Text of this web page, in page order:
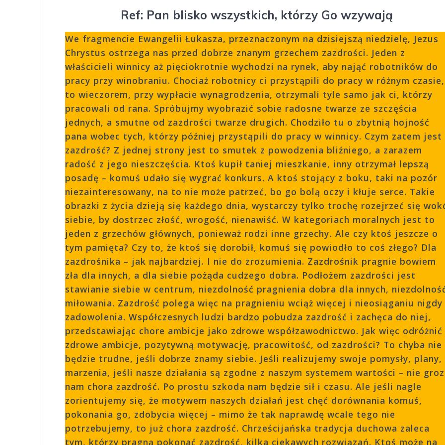
Ref: Pan blisko wszystkich, którzy Go wzywają
We fragmencie Ewangelii Łukasza, przeznaczonym na dzisiejszą niedzielę, Jezus
Chrystus ostrzega nas przed dobrze znanym grzechem zazdrości. Jeden z
właścicieli winnicy aż pięciokrotnie wychodzi na rynek, aby nająć robotników do
pracy przy winobraniu. Chociaż robotnicy ci przystąpili do pracy w różnym czasie,
to wieczorem, przy wypłacie wynagrodzenia, otrzymali tyle samo jak ci, którzy
pracowali od rana. Spróbujmy wyobrazić sobie radosne twarze ze szczęścia
jednych, a smutne od zazdrości twarze drugich. Chodziło tu o zbytnią hojność
pana wobec tych, którzy później przystąpili do pracy w winnicy. Czym zatem jest
zazdrość? Z jednej strony jest to smutek z powodzenia bliźniego, a zarazem
radość z jego nieszczęścia. Ktoś kupił taniej mieszkanie, inny otrzymał lepszą
posadę – komuś udało się wygrać konkurs. A ktoś stojący z boku, taki na pozór
niezainteresowany, na to nie może patrzeć, bo go bolą oczy i kłuje serce. Takie
obrazki z życia dzieją się każdego dnia, wystarczy tylko trochę rozejrzeć się
siebie, by dostrzec złość, wrogość, nienawiść. W kategoriach moralnych jest to
jeden z grzechów głównych, ponieważ rodzi inne grzechy. Ale czy ktoś jeszcze o
tym pamięta? Czy to, że ktoś się dorobił, komuś się powiodło to coś złego? Dla
zazdrośnika – jak najbardziej. I nie do zrozumienia. Zazdrośnik pragnie bowiem
zła dla innych, a dla siebie pożąda cudzego dobra. Podłożem zazdrości jest
stawianie siebie w centrum, niezdolność pragnienia dobra dla innych,
miłowania. Zazdrość polega więc na pragnieniu wciąż więcej i nieosiąganiu nigdy
zadowolenia. Współczesnych ludzi bardzo pobudza zazdrość i zachęca do niej,
przedstawiając chore ambicje jako zdrowe współzawodnictwo. Jak więc odróżnić
zdrowe ambicje, pozytywną motywację, pracowitość, od zazdrości? To chyba nie
będzie trudne, jeśli dobrze znamy siebie. Jeśli realizujemy swoje pomysły, plany,
marzenia, jeśli nasze działania są zgodne z naszym systemem wartości – nie
nam chora zazdrość. Po prostu szkoda nam będzie sił i czasu. Ale jeśli nagle
zorientujemy się, że motywem naszych działań jest chęć dorównania komuś,
pokonania go, zdobycia więcej – mimo że tak naprawdę wcale tego nie
potrzebujemy, to już chora zazdrość. Chrześcijańska tradycja duchowa zaleca
tym, którzy pragną pokonać zazdrość, kilka ciekawych rozwiązań. Ktoś może na